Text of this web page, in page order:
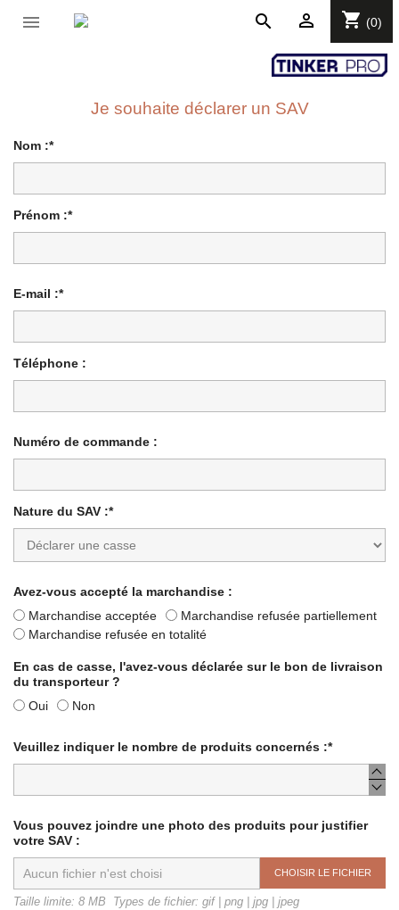
 shopping_cart (0)

search
Je souhaite déclarer un SAV
Nom :*
Prénom :*
E-mail :*
Téléphone :
Numéro de commande :
Nature du SAV :*
Avez-vous accepté la marchandise :
Marchandise acceptée
Marchandise refusée partiellement
Marchandise refusée en totalité
En cas de casse, l'avez-vous déclarée sur le bon de livraison
du transporteur ?
Oui
Non
Veuillez indiquer le nombre de produits concernés :*
Vous pouvez joindre une photo des produits pour justifier
votre SAV :
CHOISIR LE FICHIER
Taille limite: 8 MB Types de fichier: gif | png | jpg | jpeg